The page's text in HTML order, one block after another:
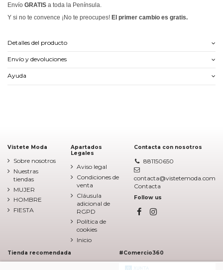
Envío GRATIS a toda la Península.
Y si no te convence ¡No te preocupes! El primer cambio es gratis.
Detalles del producto
Envío y devoluciones
Ayuda
Vístete Moda
Sobre nosotros
Nuestras
tiendas
MUJER
HOMBRE
FIESTA
Apartados
Legales
Aviso legal
Condiciones de
venta
Cláusula
adicional de
RGPD
Política de
cookies
Inicio
Contacta con nosotros
881150650
contacta@vistetemoda.com
Contacta
Follow us
Tienda recomendada #Comercio360